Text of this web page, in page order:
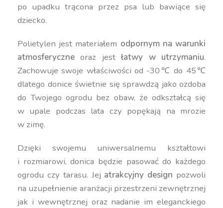
po upadku trącona przez psa lub bawiące się
dziecko.
Polietylen jest materiałem odpornym na warunki
atmosferyczne oraz jestłatwy w utrzymaniu.
Zachowuje swoje właściwości od -30℃ do 45℃
dlatego donice świetnie się sprawdzą jako ozdoba
do Twojego ogrodu bez obaw, że odkształcą się
w upale podczas lata czy popękają na mrozie
w zimę.
Dzięki swojemu uniwersalnemu kształtowi
i rozmiarowi, donica będzie pasować do każdego
ogrodu czy tarasu. Jej atrakcyjny design pozwoli
na uzupełnienie aranżacji przestrzeni zewnętrznej
jak i wewnętrznej oraz nadanie im eleganckiego